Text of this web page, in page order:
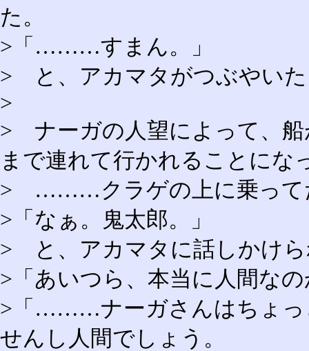
た。
>「………すまん。」
> と、アカマタがつぶやい
>
> ナーガの人望によって、
まで連れて行かれることにな
> ………クラゲの上に乗っ
>「なぁ。鬼太郎。」
> と、アカマタに話しかけら
>「あいつら、本当に人間な
>「………ナーガさんはちょっ
せんし人間でしょう。